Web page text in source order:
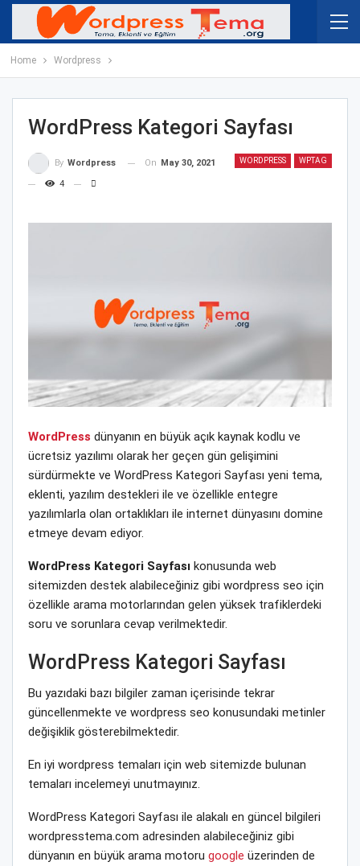
Home Wordpress
WordPress Kategori Sayfası
WORDPRESS WPTAG
By Wordpress On May 30, 2021
4
WordPress dünyanın en büyük açık kaynak kodlu ve
ücretsiz yazılımı olarak her geçen gün gelişimini
sürdürmekte ve WordPress Kategori Sayfası yeni tema,
eklenti, yazılım destekleri ile ve özellikle entegre
yazılımlarla olan ortaklıkları ile internet dünyasını domine
etmeye devam ediyor.
WordPress Kategori Sayfası konusunda web
sitemizden destek alabileceğiniz gibi wordpress seo için
özellikle arama motorlarından gelen yüksek trafiklerdeki
soru ve sorunlara cevap verilmektedir.
WordPress Kategori Sayfası
Bu yazıdaki bazı bilgiler zaman içerisinde tekrar
güncellenmekte ve wordpress seo konusundaki metinler
değişiklik gösterebilmektedir.
En iyi wordpress temaları için web sitemizde bulunan
temaları incelemeyi unutmayınız.
WordPress Kategori Sayfası ile alakalı en güncel bilgileri
wordpresstema.com adresinden alabileceğiniz gibi
dünyanın en büyük arama motoru google üzerinden de